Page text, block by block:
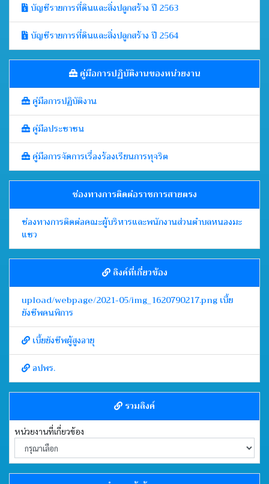
บัญชีรายการที่ดินและสิ่งปลูกสร้าง ปี 2563
บัญชีรายการที่ดินและสิ่งปลูกสร้าง ปี 2564
คู่มือการปฏิบัติงานของหน่วยงาน
คู่มือการปฏิบัติงาน
คู่มือประชาชน
คู่มือการจัดการเรื่องร้องเรียนการทุจริต
ช่องทางการติดต่อราชการสายตรง
ช่องทางการติดต่อคณะผู้บริหารและพนักงานส่วนตำบลหนองมะ
แซว
ลิงค์ที่เกี่ยวข้อง
upload/webpage/2021-05/img_1620790217.png เบี้ย
ยังชีพคนพิการ
เบี้ยยังชีพผู้สูงอายุ
อปพร.
รวมลิงค์
หน่วยงานที่เกี่ยวข้อง